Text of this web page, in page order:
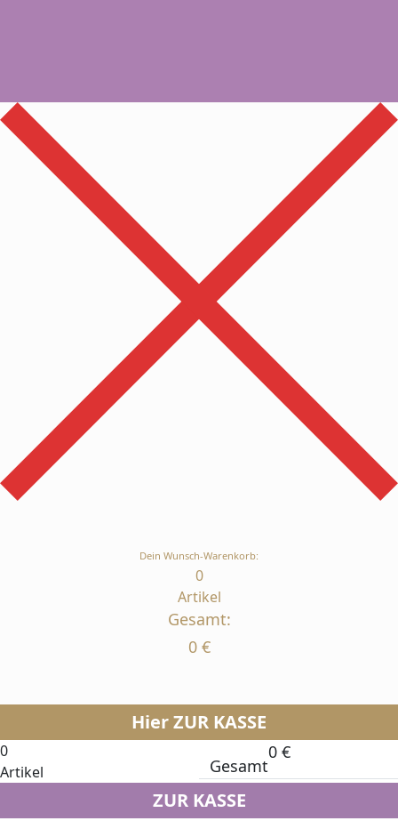
Dein Wunsch-Warenkorb:
0
Artikel
Gesamt:
0 €
Hier ZUR KASSE
0
Artikel
Gesamt
0 €
ZUR KASSE